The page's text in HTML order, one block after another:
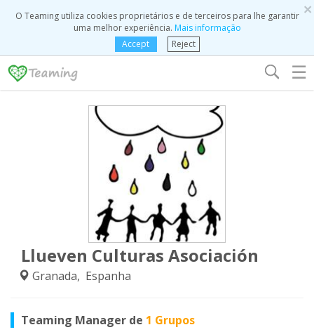
×
O Teaming utiliza cookies proprietários e de terceiros para lhe garantir
uma melhor experiência. Mais informação
Accept
Reject
☰
Llueven Culturas Asociación
Granada, Espanha
Teaming Manager de 1 Grupos